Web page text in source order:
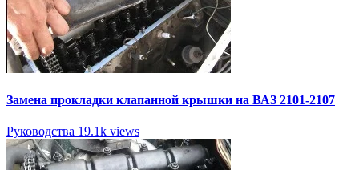
Замена прокладки клапанной крышки на ВАЗ 2101-2107
Руководства 19.1k views